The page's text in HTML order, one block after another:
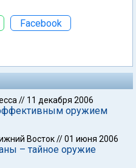
Facebook
// 11 декабря 2006
оружием
Восток//01 июня 2006
– тайное оружие